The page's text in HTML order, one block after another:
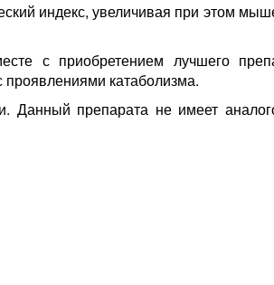
индекс, увеличивая при этом
с приобретением лучшего
катаболизма.
Данный препарата не имеет